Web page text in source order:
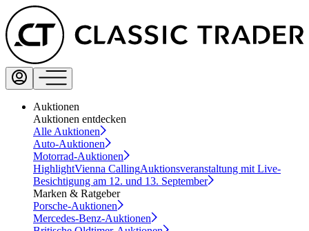
Auktionen
Auktionen entdecken
Alle Auktionen
Auto-Auktionen
Motorrad-Auktionen
HighlightVienna CallingAuktionsveranstaltung mit Live-
Besichtigung am 12. und 13. September
Marken & Ratgeber
Porsche-Auktionen
Mercedes-Benz-Auktionen